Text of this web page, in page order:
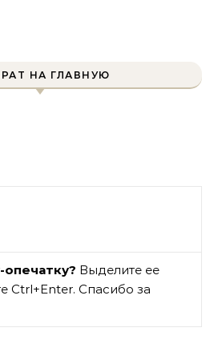
НА ГЛАВНУЮ
Выделите ее
Спасибо за